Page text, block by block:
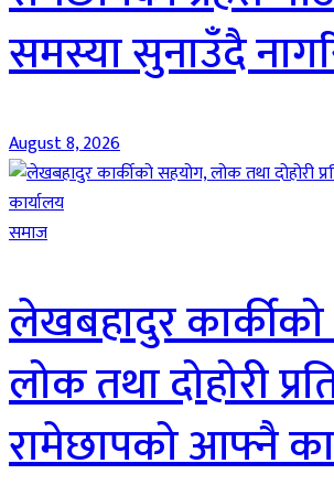
समस्या सुनाउँदै
August 8, 2026
समाज
लेखबहादुर
लोक तथा दोहोरी
रामेछापको आफ्नै